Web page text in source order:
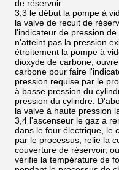
de réservoir
3,3 le début la pompe à
la valve de recuit de
l'indicateur de pression
n'atteint pas la pression
étroitement la pompe à
dioxyde de carbone,
carbone pour faire
pression requise par le
à basse pression du
pression du cylindre.
la valve à haute pression
3,4 l'ascenseur le gaz a
dans le four électrique, le
par le processus, relie la
couverture de réservoir,
vérifie la température de